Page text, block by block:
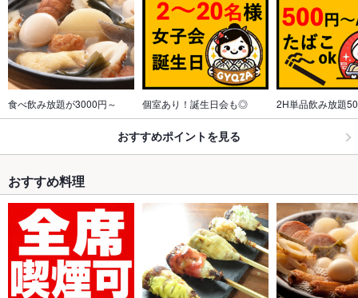
食べ飲み放題が3000円～ 個室あり！誕生日会も◎ 2H単品飲み放題
おすすめポイントを見る
おすすめ料理